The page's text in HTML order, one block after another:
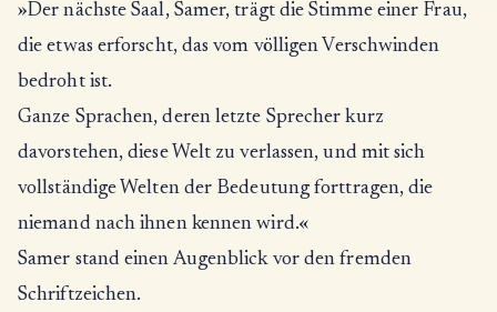
»Der nächste Saal, Samer, trägt die Stimme einer Frau,
die etwas erforscht, das vom völligen Verschwinden
bedroht ist.
Ganze Sprachen, deren letzte Sprecher kurz
davorstehen, diese Welt zu verlassen, und mit sich
vollständige Welten der Bedeutung forttragen, die
niemand nach ihnen kennen wird.«
Samer stand einen Augenblick vor den fremden
Schriftzeichen.